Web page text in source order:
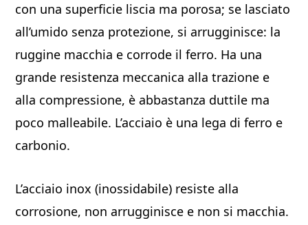
con una superficie liscia ma porosa; se lasciato
all’umido senza protezione, si arrugginisce: la
ruggine macchia e corrode il ferro. Ha una
grande resistenza meccanica alla trazione e
alla compressione, è abbastanza duttile ma
poco malleabile. L’acciaio è una lega di ferro e
carbonio.
L’acciaio inox (inossidabile) resiste alla
corrosione, non arrugginisce e non si macchia.